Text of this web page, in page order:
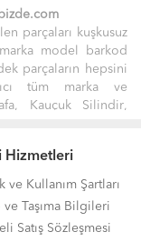
com
parçaları kuşkusuz
model barkod
parçaların hepsini
tüm marka ve
Kauçuk Silindir
programı desteği
Hizmetleri
ve Kullanım Şartları
ve Taşıma Bilgileri
Satış Sözleşmesi